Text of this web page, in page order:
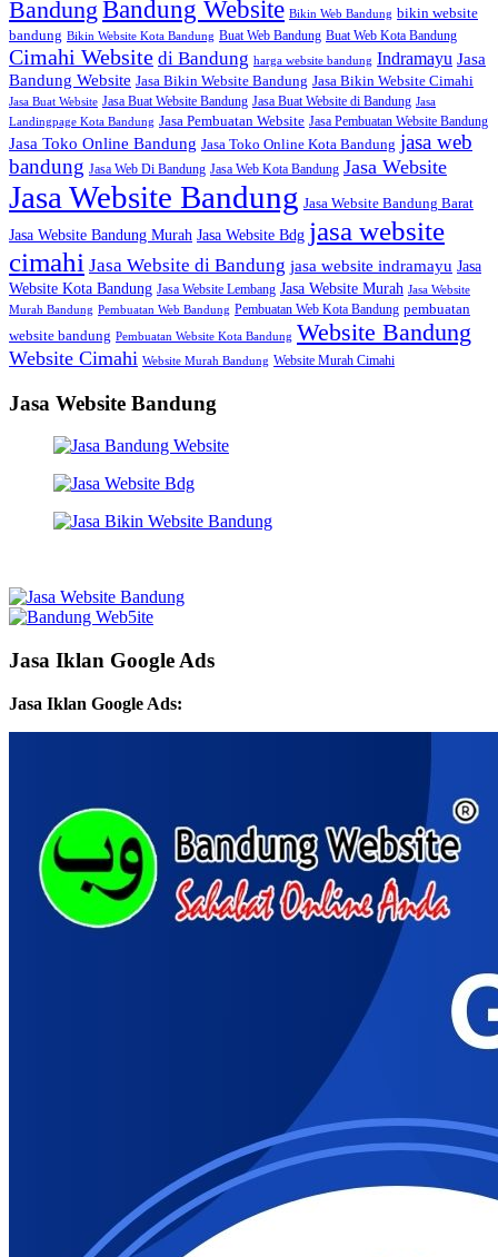
Bandung Bandung Website Bikin Web Bandung bikin website
bandung Bikin Website Kota Bandung Buat Web Bandung Buat Web Kota Bandung
Cimahi Website di Bandung harga website bandung Indramayu Jasa
Bandung Website Jasa Bikin Website Bandung Jasa Bikin Website Cimahi
Jasa Buat Website Jasa Buat Website Bandung Jasa Buat Website di Bandung Jasa
Landingpage Kota Bandung Jasa Pembuatan Website Jasa Pembuatan Website Bandung
Jasa Toko Online Bandung Jasa Toko Online Kota Bandung jasa web
bandung Jasa Web Di Bandung Jasa Web Kota Bandung Jasa Website
Jasa Website Bandung Jasa Website Bandung Barat
Jasa Website Bandung Murah Jasa Website Bdg jasa website
cimahi Jasa Website di Bandung jasa website indramayu Jasa
Website Kota Bandung Jasa Website Lembang Jasa Website Murah Jasa Website
Murah Bandung Pembuatan Web Bandung Pembuatan Web Kota Bandung pembuatan
website bandung Pembuatan Website Kota Bandung Website Bandung
Website Cimahi Website Murah Bandung Website Murah Cimahi
Jasa Website Bandung
Jasa Iklan Google Ads
Jasa Iklan Google Ads: